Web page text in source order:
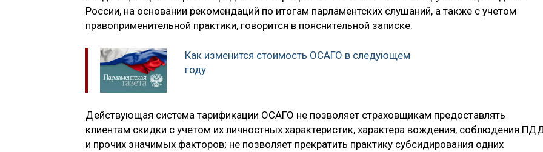
России, на основании рекомендаций по итогам парламентских слушаний, а также с учетом
правоприменительной практики, говорится в пояснительной записке.
Как изменится стоимость ОСАГО в следующем
году
Действующая система тарификации ОСАГО не позволяет страховщикам предоставлять
клиентам скидки с учетом их личностных характеристик, характера вождения, соблюдения
и прочих значимых факторов; не позволяет прекратить практику субсидирования одних